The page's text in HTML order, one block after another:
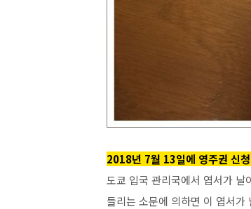
2018년 7월 13일에 영주권 신
도쿄 입국 관리국에서 엽서가 날
들리는 소문에 의하면 이 엽서가